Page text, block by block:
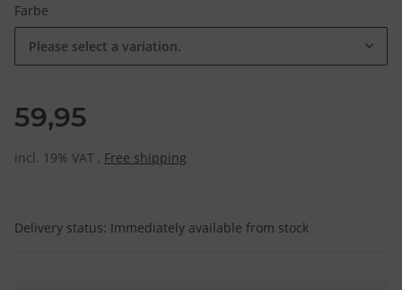
Farbe
Please select a variation.
59,95
incl. 19% VAT , Free shipping
Delivery status: Immediately available from stock